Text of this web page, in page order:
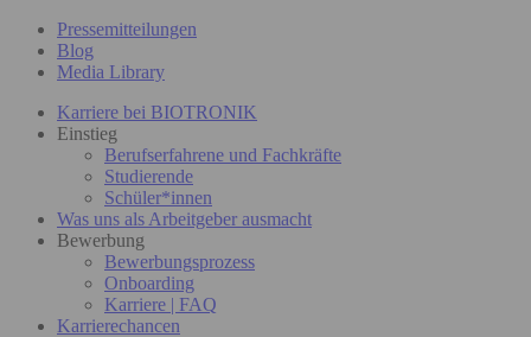
Pressemitteilungen
Blog
Media Library
Karriere bei BIOTRONIK
Einstieg
Berufserfahrene und Fachkräfte
Studierende
Schüler*innen
Was uns als Arbeitgeber ausmacht
Bewerbung
Bewerbungsprozess
Onboarding
Karriere | FAQ
Karrierechancen